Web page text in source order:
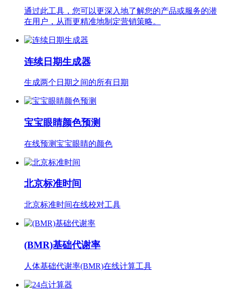
通过此工具，您可以更深入地了解您的产品或服务的潜
在用户，从而更精准地制定营销策略。
连续日期生成器
生成两个日期之间的所有日期
宝宝眼睛颜色预测
在线预测宝宝眼睛的颜色
北京标准时间
北京标准时间在线校对工具
(BMR)基础代谢率
人体基础代谢率(BMR)在线计算工具